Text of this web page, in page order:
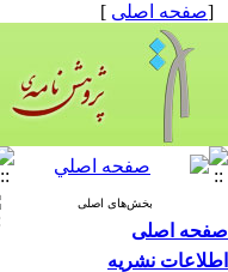
[صفحه اصلی ]
بخش‌های اصلی
صفحه اصلی
اطلاعات نشریه